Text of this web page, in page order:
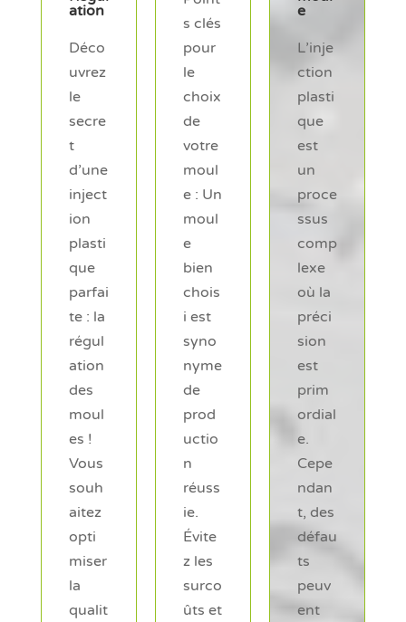
pour
le
choix
de
votre
moul
e : Un
moul
e
bien
chois
i est
syno
nyme
de
prod
uctio
n
réuss
ie.
Évite
z les
surco
ûts et
L’inje
ction
plasti
que
est
un
proce
ssus
comp
lexe
où la
préci
sion
est
prim
ordial
e.
Cepe
ndan
t, des
défau
ts
peuv
ent
r des
charg
es
Matiè
re
Facili
tez la
réalis
ation
de
votre
proje
t en
téléc
harge
ant
notre
cahie
r des
charg
es. Il
vous
guide
ra
dans